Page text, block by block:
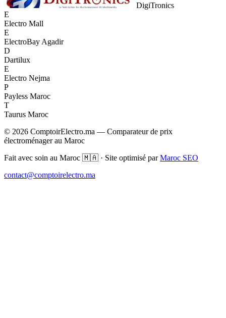
DigiTronics
E
Electro Mall
E
ElectroBay Agadir
D
Dartilux
E
Electro Nejma
P
Payless Maroc
T
Taurus Maroc
© 2026 ComptoirElectro.ma — Comparateur de prix
électroménager au Maroc
Fait avec soin au Maroc 🇲🇦 · Site optimisé parMaroc SEO
contact@comptoirelectro.ma